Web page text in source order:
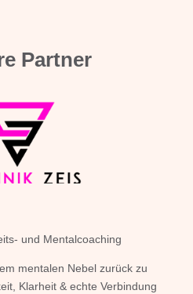
Partner
und Mentalcoaching
mentalen Nebel zurück zu
Klarheit & echte Verbindung